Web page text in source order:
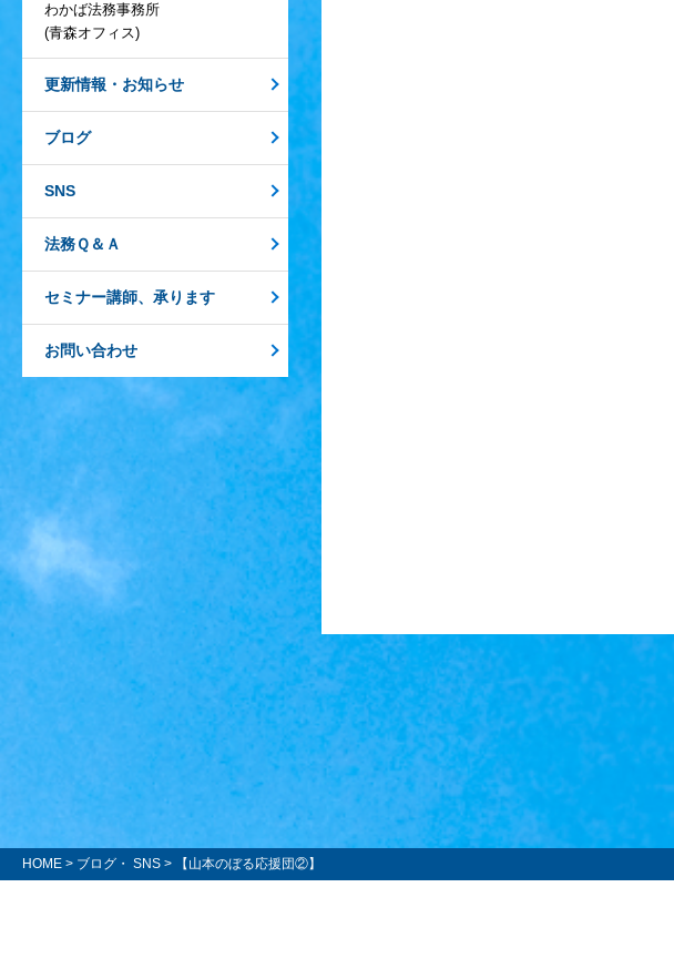
わかば法務事務所
(青森オフィス)
更新情報・お知らせ
ブログ
SNS
法務Ｑ＆Ａ
セミナー講師、承ります
お問い合わせ
HOME > ブログ・ SNS > 【山本のぼる応援団②】